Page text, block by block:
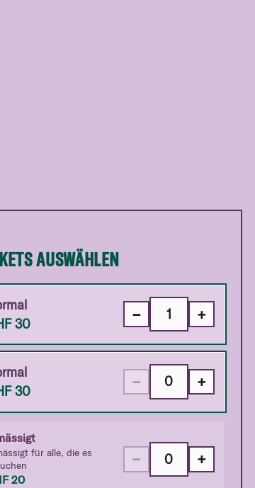
AUSWÄHLEN
30
− +
30
− +
für alle, die es
20
− +